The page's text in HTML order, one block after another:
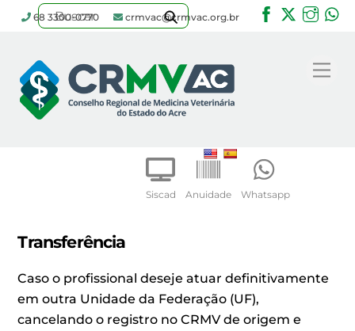
content
Siscad Anuidade Whatsapp
68 3300-0770 crmvac@crmvac.org.br
Facebook
Twitter
Transferência
Caso o profissional deseje atuar definitivamente
em outra Unidade da Federação (UF),
cancelando o registro no CRMV de origem e